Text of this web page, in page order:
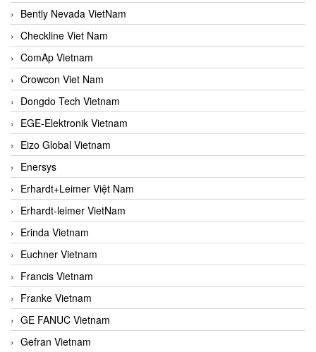
Bently Nevada VietNam
Checkline Viet Nam
ComAp Vietnam
Crowcon Viet Nam
Dongdo Tech Vietnam
EGE-Elektronik Vietnam
Eizo Global Vietnam
Enersys
Erhardt+Leimer Việt Nam
Erhardt-leimer VietNam
Erinda Vietnam
Euchner Vietnam
Francis Vietnam
Franke Vietnam
GE FANUC Vietnam
Gefran Vietnam